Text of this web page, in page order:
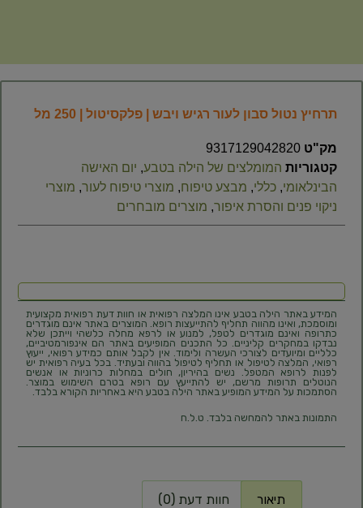
תרחיץ נטול סבון לעור רגיש ויבש | פלקסיטול | 250 מל
מק"ט 9317129042820
קטגוריות המומלצים של הילה בטבע, יום האישה
הבינלאומי, כללי, מבצע טיפוח, מוצרי טיפוח לעור, מוצרי
ניקוי פנים והסרת איפור, מוצרים מובחרים
המידע באתר הילה בטבע אינו המלצה רפואית או חוות דעת רפואית מקצועית
ומוסמכת, ואינו מהווה תחליף להתייעצות רופא. המוצרים באתר אינם מוגדרים
כתרופה ואינם מוגדרים לטפל, למנוע או לרפא מחלה כלשהי וייתכן שלא
נבדקו במחקרים קליניים. כל התכנים המופיעים באתר הם אינפורמטיביים,
כלליים ומיועדים לצורכי העשרה ולימוד. אין לקבל אותם כמידע רפואי, ייעוץ
רפואי, המלצה לטיפול או תחליף לטיפול בהווה ובעתיד. בכל בעיה רפואית יש
לפנות לרופא המטפל. נשים בהיריון, חולים במחלות כרוניות או אנשים
הנוטלים תרופות מרשם, יש להתייעץ עם רופא בטרם השימוש במוצר.
הסתמכות על המידע המופיע באתר הילה בטבע היא באחריות הקורא בלבד.
התמונות באתר להמחשה בלבד. ט.ל.ח
תיאור חוות דעת (0)